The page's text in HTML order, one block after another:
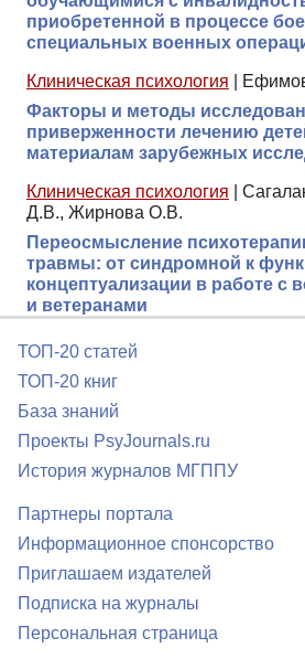
приобретенной в процессе
специальных военных
Клиническая психология
Факторы и методы
приверженности лечению
материалам зарубежных
Клиническая психология
Д.В., Жирнова О.В.
Переосмысление
травмы: от синдромной к
концептуализации в работе с
и ветеранами
ТОП-20 статей
ТОП-20 книг
База знаний
Проекты PsyJournals.ru
История журналов МГППУ
Партнеры портала
Информационное спонсорство
Приглашаем издателей
Подписка на журналы
Персональная страница